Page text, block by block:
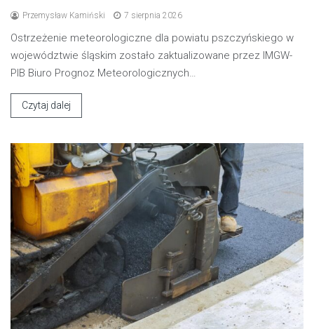
Przemysław Kamiński 7 sierpnia 2026
Ostrzeżenie meteorologiczne dla powiatu pszczyńskiego w
województwie śląskim zostało zaktualizowane przez IMGW-
PIB Biuro Prognoz Meteorologicznych…
Czytaj dalej